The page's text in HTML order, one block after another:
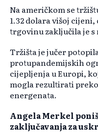
Na američkom se
1.32 dolara višoj
trgovinu zaključila je s
Tržišta je jučer
protupandemijskih
cijepljenja u Europi,
mogla rezultirati
energenata.
Angela Merkel
zaključavanja za